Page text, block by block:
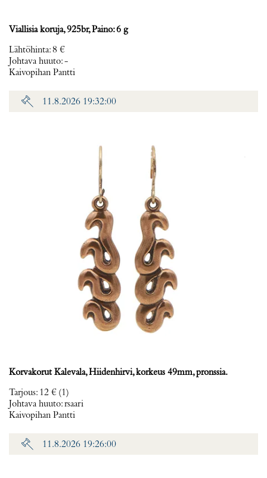
Viallisia koruja, 925br, Paino: 6 g
Lähtöhinta:8 €
Johtava huuto:-
Kaivopihan Pantti
11.8.2026 19:32:00
Korvakorut Kalevala, Hiidenhirvi, korkeus 49mm, pronssia.
Tarjous: 12 € (1)
Johtava huuto:rsaari
Kaivopihan Pantti
11.8.2026 19:26:00